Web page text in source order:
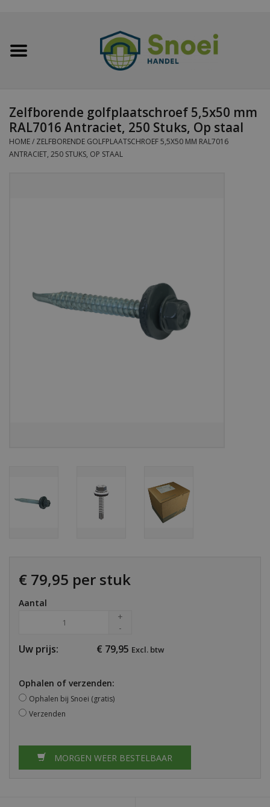
Home
Damwandplaten
Dakpanplaten
Bouwpakketten
Zelfborende golfplaatschroef 5,5x50 mm
RAL7016 Antraciet, 250 Stuks, Op staal
HOME/ ZELFBORENDE GOLFPLAATSCHROEF 5,5X50 MM RAL7016
ANTRACIET, 250 STUKS, OP STAAL
€ 79,95 per stuk
Aantal
+
-
Uw prijs: € 79,95 Excl. btw
Ophalen of verzenden:
Ophalen bij Snoei (gratis)
Verzenden
MORGEN WEER BESTELBAAR